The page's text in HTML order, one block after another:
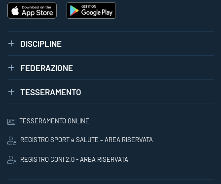
DISCIPLINE
FEDERAZIONE
TESSERAMENTO
TESSERAMENTO ONLINE
REGISTRO SPORT e SALUTE – AREA RISERVATA
REGISTRO CONI 2.0 - AREA RISERVATA